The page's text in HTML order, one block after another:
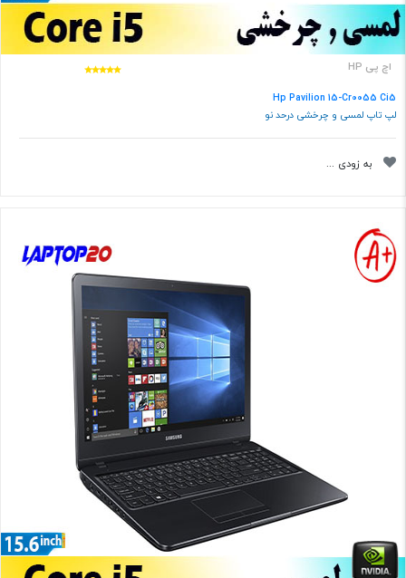
اچ پی HP
Hp Pavilion 15-Cr0055 Ci5
لپ تاپ لمسی و چرخشی درحد نو
به زودی ...